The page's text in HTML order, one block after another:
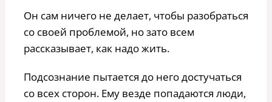
Он сам ничего не делает, чтобы разобраться
со своей проблемой, но зато всем
рассказывает, как надо жить.
Подсознание пытается до него достучаться
со всех сторон. Ему везде попадаются люди,